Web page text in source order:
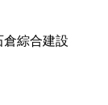
倉綜合建設